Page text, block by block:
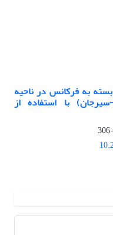
به فرکانس در ناحیه
با استفاده از